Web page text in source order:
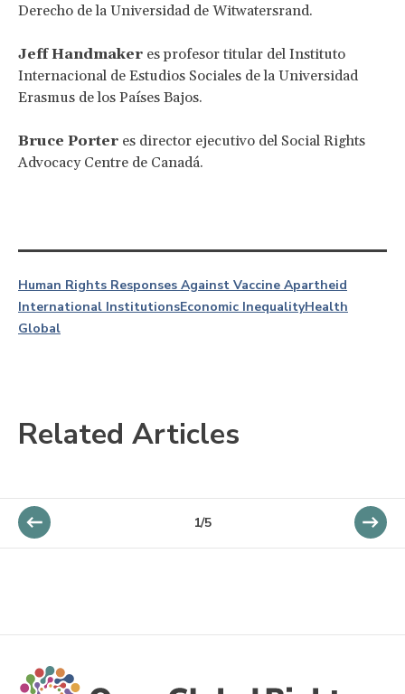
Derecho de la Universidad de Witwatersrand.
Jeff Handmaker es profesor titular del Instituto
Internacional de Estudios Sociales de la Universidad
Erasmus de los Países Bajos.
Bruce Porter es director ejecutivo del Social Rights
Advocacy Centre de Canadá.
Human Rights Responses Against Vaccine Apartheid
International InstitutionsEconomic InequalityHealth
Global
Related Articles
1/5